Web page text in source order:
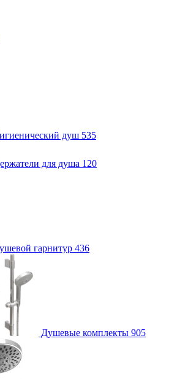
душ 535
для душа 120
гарнитур 436
Душевые комплекты 905